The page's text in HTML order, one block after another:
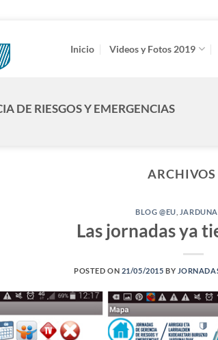
Inicio Videos y Fotos 2019
DE RIESGOS Y EMERGENCIAS
BLOG @EU
Las jornadas ya
POSTED ON 21/05/2015 BY